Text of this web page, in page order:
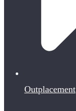
Outplacement